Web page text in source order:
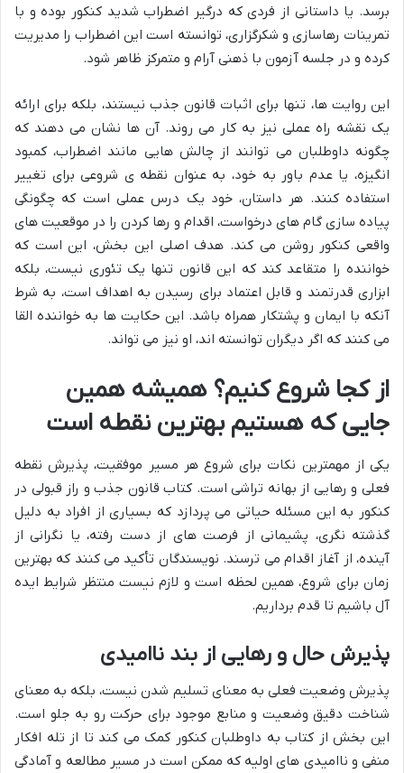
برسد. یا داستانی از فردی که درگیر اضطراب شدید کنکور بوده و با
تمرینات رهاسازی و شکرگزاری، توانسته است این اضطراب را مدیریت
کرده و در جلسه آزمون با ذهنی آرام و متمرکز ظاهر شود.
این روایت ها، تنها برای اثبات قانون جذب نیستند، بلکه برای ارائه
یک نقشه راه عملی نیز به کار می روند. آن ها نشان می دهند که
چگونه داوطلبان می توانند از چالش هایی مانند اضطراب، کمبود
انگیزه، یا عدم باور به خود، به عنوان نقطه ی شروعی برای تغییر
استفاده کنند. هر داستان، خود یک درس عملی است که چگونگی
پیاده سازی گام های درخواست، اقدام و رها کردن را در موقعیت های
واقعی کنکور روشن می کند. هدف اصلی این بخش، این است که
خواننده را متقاعد کند که این قانون تنها یک تئوری نیست، بلکه
ابزاری قدرتمند و قابل اعتماد برای رسیدن به اهداف است، به شرط
آنکه با ایمان و پشتکار همراه باشد. این حکایت ها به خواننده القا
می کنند که اگر دیگران توانسته اند، او نیز می تواند.
از کجا شروع کنیم؟ همیشه همین
جایی که هستیم بهترین نقطه است
یکی از مهمترین نکات برای شروع هر مسیر موفقیت، پذیرش نقطه
فعلی و رهایی از بهانه تراشی است. کتاب قانون جذب و راز قبولی در
کنکور به این مسئله حیاتی می پردازد که بسیاری از افراد به دلیل
گذشته نگری، پشیمانی از فرصت های از دست رفته، یا نگرانی از
آینده، از آغاز اقدام می ترسند. نویسندگان تأکید می کنند که بهترین
زمان برای شروع، همین لحظه است و لازم نیست منتظر شرایط ایده
آل باشیم تا قدم برداریم.
پذیرش حال و رهایی از بند ناامیدی
پذیرش وضعیت فعلی به معنای تسلیم شدن نیست، بلکه به معنای
شناخت دقیق وضعیت و منابع موجود برای حرکت رو به جلو است.
این بخش از کتاب به داوطلبان کنکور کمک می کند تا از تله افکار
منفی و ناامیدی های اولیه که ممکن است در مسیر مطالعه و آمادگی